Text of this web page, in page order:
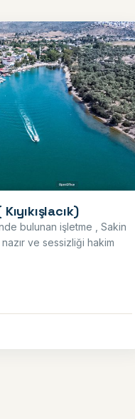
bulunan işletme , Sakin
nazır ve sessizliği hakim